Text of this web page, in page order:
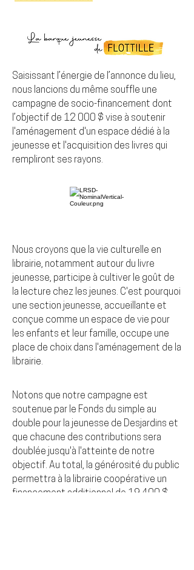
Saisissant l’énergie de l’annonce du lieu,
nous lancions du même souffle une
campagne de socio-financement dont
l’objectif de 12 000 $ vise à soutenir
l'aménagement d'un espace dédié à la
jeunesse et l'acquisition des livres qui
rempliront ses rayons.
Nous croyons que la vie culturelle en
librairie, notamment autour du livre
jeunesse, participe à cultiver le goût de
la lecture chez les jeunes. C'est pourquoi
une section jeunesse, accueillante et
conçue comme un espace de vie pour
les enfants et leur famille, occupe une
place de choix dans l'aménagement de la
librairie.
Notons que notre campagne est
soutenue par le Fonds du simple au
double pour la jeunesse de Desjardins et
que chacune des contributions sera
doublée jusqu'à l'atteinte de notre
objectif. Au total, la générosité du public
permettra à la librairie coopérative un
financement additionnel de 19 400 $.